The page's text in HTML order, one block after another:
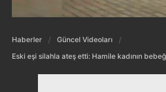
Haberler
Güncel Videoları
Eski eşi silahla ateş etti: Hamile kadının